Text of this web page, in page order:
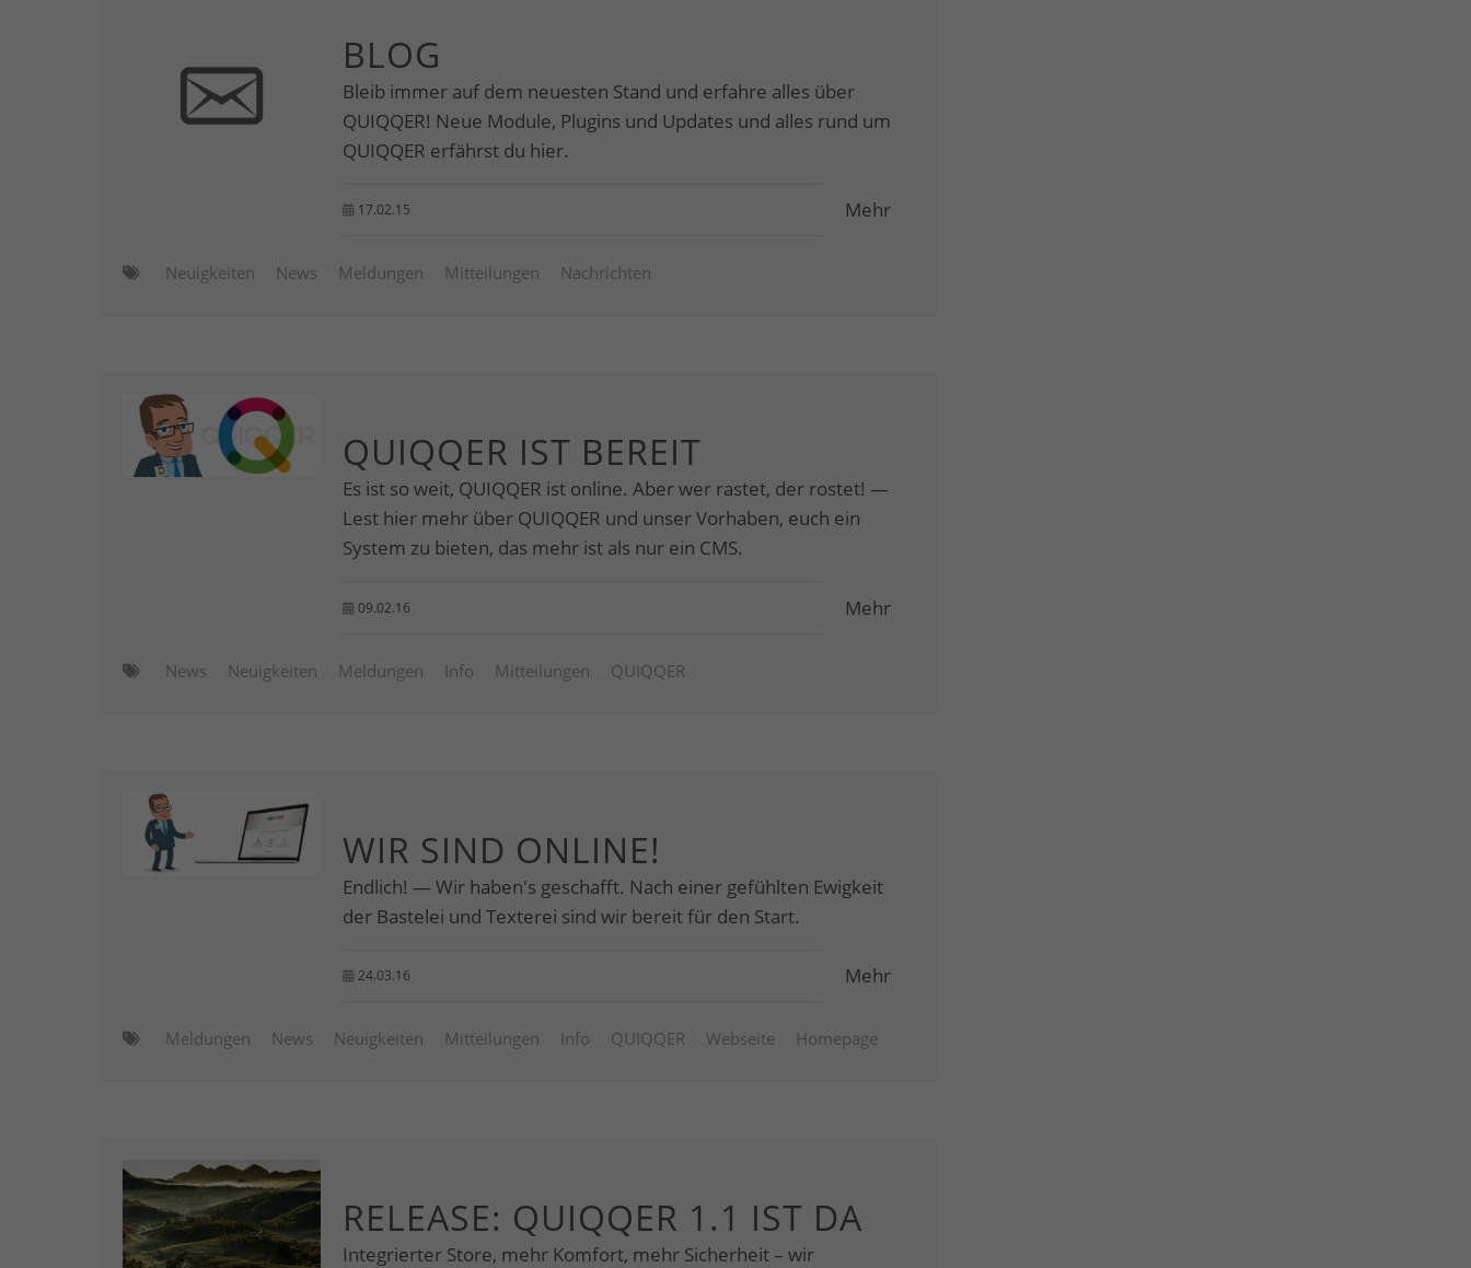
BLOG
Bleib immer auf dem neuesten Stand und erfahre alles über
QUIQQER! Neue Module, Plugins und Updates und alles rund um
QUIQQER erfährst du hier.
17.02.15 Mehr
Neuigkeiten News Meldungen Mitteilungen Nachrichten
QUIQQER IST BEREIT
Es ist so weit, QUIQQER ist online. Aber wer rastet, der rostet! —
Lest hier mehr über QUIQQER und unser Vorhaben, euch ein
System zu bieten, das mehr ist als nur ein CMS.
09.02.16 Mehr
News Neuigkeiten Meldungen Info Mitteilungen QUIQQER
WIR SIND ONLINE!
Endlich! — Wir haben's geschafft. Nach einer gefühlten Ewigkeit
der Bastelei und Texterei sind wir bereit für den Start.
24.03.16 Mehr
Meldungen News Neuigkeiten Mitteilungen Info QUIQQER Webseite Homepage
RELEASE: QUIQQER 1.1 IST DA
Integrierter Store, mehr Komfort, mehr Sicherheit – wir